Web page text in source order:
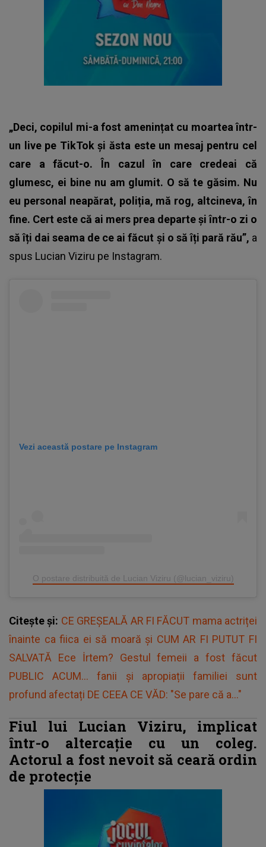
„Deci, copilul mi-a fost amenințat cu moartea într-
un live pe TikTok și ăsta este un mesaj pentru cel
care a făcut-o. În cazul în care credeai că
glumesc, ei bine nu am glumit. O să te găsim. Nu
eu personal neapărat, poliția, mă rog, altcineva, în
fine. Cert este că ai mers prea departe și într-o zi o
să îți dai seama de ce ai făcut și o să îți pară rău”, a
spus Lucian Viziru pe Instagram.
Vezi această postare pe Instagram
O postare distribuită de Lucian Viziru (@lucian_viziru)
Citește și: CE GREȘEALĂ AR FI FĂCUT mama actriței
înainte ca fiica ei să moară și CUM AR FI PUTUT FI
SALVATĂ Ece İrtem? Gestul femeii a fost făcut
PUBLIC ACUM... fanii și apropiații familiei sunt
profund afectați DE CEEA CE VĂD: "Se pare că a..."
Fiul lui Lucian Viziru, implicat
într-o altercație cu un coleg.
Actorul a fost nevoit să ceară ordin
de protecție